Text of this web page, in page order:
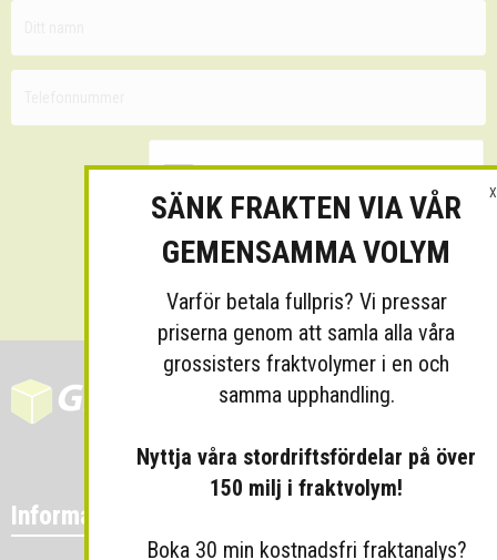
Skicka
Information
X
SÄNK FRAKTEN VIA VÅR
GEMENSAMMA VOLYM
Varför betala fullpris? Vi pressar
priserna genom att samla alla våra
grossisters fraktvolymer i en och
samma upphandling.
Nyttja våra stordriftsfördelar på över
150 milj i fraktvolym!
Boka 30 min kostnadsfri fraktanalys?